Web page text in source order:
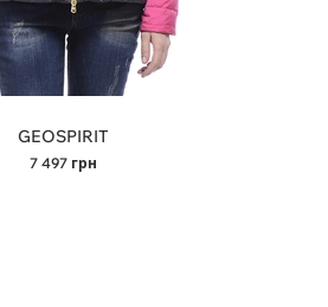
GEOSPIRIT
7 497 грн